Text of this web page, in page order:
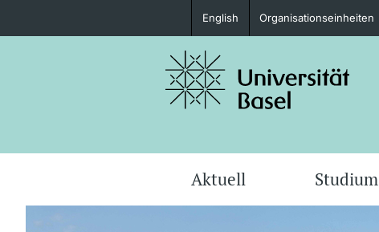
Studieninteressierte
English Organisationseinheiten
Aktuell Studium